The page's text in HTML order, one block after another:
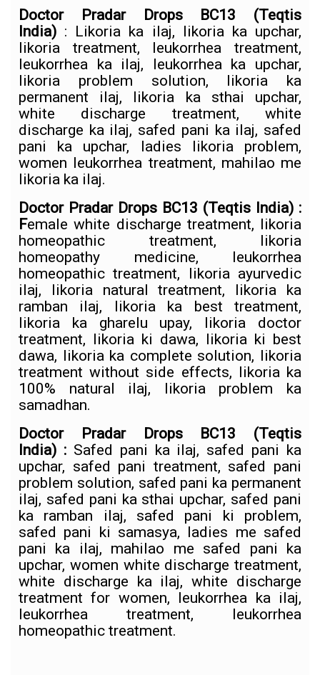
Doctor Pradar Drops BC13 (Teqtis
India) : Likoria ka ilaj, likoria ka upchar,
likoria treatment, leukorrhea treatment,
leukorrhea ka ilaj, leukorrhea ka upchar,
likoria problem solution, likoria ka
permanent ilaj, likoria ka sthai upchar,
white discharge treatment, white
discharge ka ilaj, safed pani ka ilaj, safed
pani ka upchar, ladies likoria problem,
women leukorrhea treatment, mahilao me
likoria ka ilaj.
Doctor Pradar Drops BC13 (Teqtis India) :
Female white discharge treatment, likoria
homeopathic treatment, likoria
homeopathy medicine, leukorrhea
homeopathic treatment, likoria ayurvedic
ilaj, likoria natural treatment, likoria ka
ramban ilaj, likoria ka best treatment,
likoria ka gharelu upay, likoria doctor
treatment, likoria ki dawa, likoria ki best
dawa, likoria ka complete solution, likoria
treatment without side effects, likoria ka
100% natural ilaj, likoria problem ka
samadhan.
Doctor Pradar Drops BC13 (Teqtis
India) : Safed pani ka ilaj, safed pani ka
upchar, safed pani treatment, safed pani
problem solution, safed pani ka permanent
ilaj, safed pani ka sthai upchar, safed pani
ka ramban ilaj, safed pani ki problem,
safed pani ki samasya, ladies me safed
pani ka ilaj, mahilao me safed pani ka
upchar, women white discharge treatment,
white discharge ka ilaj, white discharge
treatment for women, leukorrhea ka ilaj,
leukorrhea treatment, leukorrhea
homeopathic treatment.